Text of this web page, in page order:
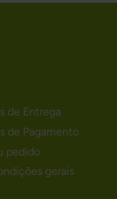
de Entrega
de Pagamento
pedido
gerais